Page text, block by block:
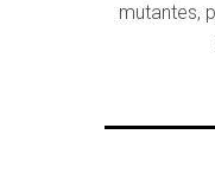
mutantes,